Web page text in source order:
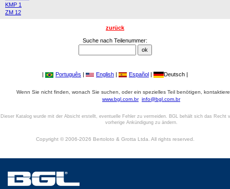
KMP 1
ZM 12
zurück
Suche nach Teilenummer:
| Português | English | Español | Deutsch |
Wenn Sie nicht finden, wonach Sie suchen, oder ein spezielles Teil benötigen,
www.bgl.com.br info@bgl.com.br
Dieser Katalog wurde mit der Absicht erstellt, eventuelle Fehler zu vermeiden. BGL behält sich das Recht
vorherige Ankündigung zu ändern.
Copyright © 2006-2026 Bertoloto & Grotta Ltda. All rights reserved.